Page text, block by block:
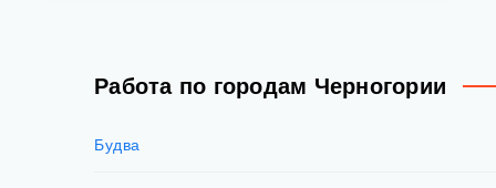
Работа по городам Черногории
Будва